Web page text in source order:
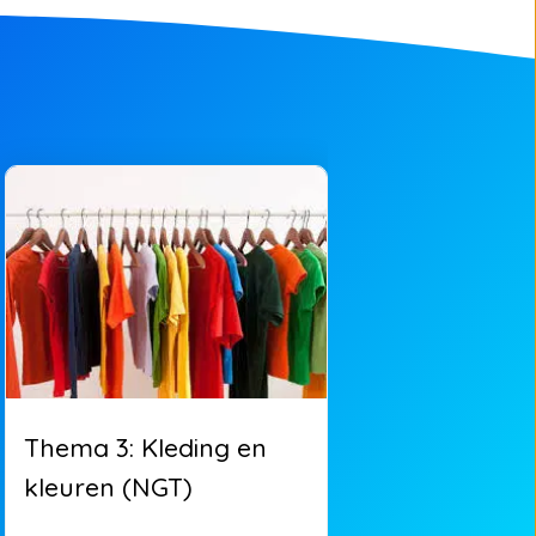
Thema 3: Kleding en
kleuren (NGT)